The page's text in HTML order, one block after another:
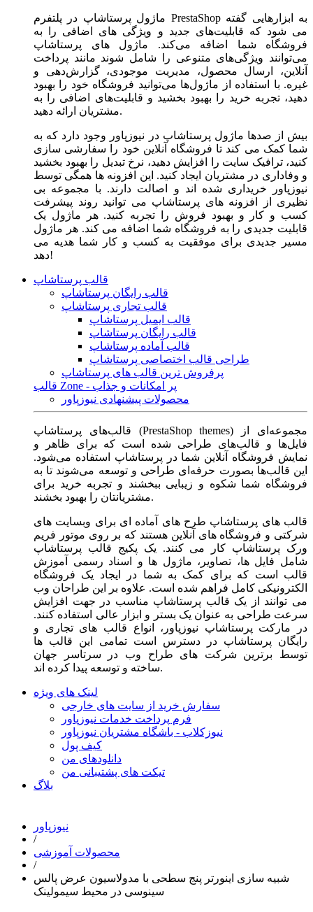
ماژول‌ پرستاشاپ در پلتفرم PrestaShop به ابزارهایی گفته
می شود که قابلیت‌های جدید و ویژگی های اضافی را به
فروشگاه شما اضافه می‌کند. ماژول های پرستاشاپ
می‌توانند ویژگی‌های متنوعی را شامل شوند مانند پرداخت
آنلاین، ارسال محصول، مدیریت موجودی، گزارش‌دهی و
غیره. با استفاده از ماژول‌ها می‌توانید فروشگاه خود را بهبود
دهید، تجربه خرید را بهبود بخشید و قابلیت‌های اضافی را به
مشتریان ارائه دهید.
بیش از صدها ماژول پرستاشاپ در نیوزپاور وجود دارد که به
شما کمک می کند تا فروشگاه آنلاین خود را سفارشی سازی
کنید، ترافیک سایت را افزایش دهید، نرخ تبدیل را بهبود بخشید
و وفاداری در مشتریان ایجاد کنید. این افزونه ها همگی توسط
نیوزپاور خریداری شده اند و اصالت دارند. با مجموعه بی
نظیری از افزونه های پرستاشاپ می توانید روند پیشرفت
کسب و کار و بهبود فروش را تجربه کنید. هر ماژول یک
قابلیت جدیدی را به فروشگاه شما اضافه می کند. هر ماژول
مسیر جدیدی برای موفقیت به کسب و کار شما هدیه می
دهد!
قالب پرستاشاپ
قالب رایگان پرستاشاپ
قالب تجاری پرستاشاپ
قالب ایمیل پرستاشاپ
قالب رایگان پرستاشاپ
قالب آماده پرستاشاپ
طراحی قالب اختصاصی پرستاشاپ
پرفروش ترین قالب های پرستاشاپ
قالب Zone - پر امکانات و جذاب
محصولات پیشنهادی نیوزپاور
قالب‌های پرستاشاپ (PrestaShop themes) مجموعه‌ای از
فایل‌ها و قالب‌های طراحی شده است که برای ظاهر و
نمایش فروشگاه آنلاین شما در پرستاشاپ استفاده می‌شود.
این قالب‌ها بصورت حرفه‌ای طراحی و توسعه می‌شوند تا به
فروشگاه شما شکوه و زیبایی ببخشند و تجربه خرید برای
مشتریانتان را بهبود بخشند.
قالب های پرستاشاپ طرح های آماده ای برای وبسایت های
شرکتی و فروشگاه های آنلاین هستند که بر روی موتور فریم
ورک پرستاشاپ کار می کنند. یک پکیج قالب پرستاشاپ
شامل فایل ها، تصاویر، ماژول ها و اسناد رسمی آموزش
قالب است که برای کمک به شما در ایجاد یک فروشگاه
الکترونیکی کامل فراهم شده است. علاوه بر این طراحان وب
می توانند از یک قالب پرستاشاپ مناسب در جهت افزایش
سرعت طراحی به عنوان یک بستر و ابزار عالی استفاده کنند.
در مارکت پرستاشاپ نیوزپاور، انواع قالب های تجاری و
رایگان پرستاشاپ در دسترس است تمامی این قالب ها
توسط برترین شرکت های طراح وب در سرتاسر جهان
ساخته و توسعه پیدا کرده اند.
لینک های ویژه
سفارش خرید از سایت های خارجی
فرم پرداخت خدمات نیوزپاور
نیوزکلاب - باشگاه مشتریان نیوزپاور
کیف پول
دانلودهای من
تیکت های پشتیبانی من
بلاگ
نیوزپاور
/
محصولات آموزشی
/
شبیه سازی اینورتر پنج سطحی با مدولاسیون عرض پالس
سینوسی در محیط سیمولینک